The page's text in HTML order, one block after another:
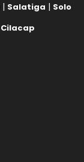
| Salatiga | Solo
Cilacap